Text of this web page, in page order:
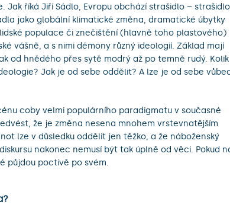
Jak říká Jiří Sádlo, Evropu obchází strašidlo – strašidlo
jako globální klimatické změna, dramatické úbytky
populace či znečištění (hlavně toho plastového)
vášně, a s nimi démony různý ideologií. Základ mají
od hnědého přes sytě modrý až po temně rudý. Kolik
Jak je od sebe oddělit? A lze je od sebe
coby velmi populárního paradigmatu v současné
že je změna nesena mnohem vrstevnatějším
lze v důsledku oddělit jen těžko, a že náboženský
nakonec nemusí být tak úplně od věci. Pokud
půjdou poctivě po svém.